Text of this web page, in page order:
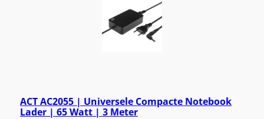
ACT AC2055 | Universele Compacte Notebook
Lader | 65 Watt | 3 Meter